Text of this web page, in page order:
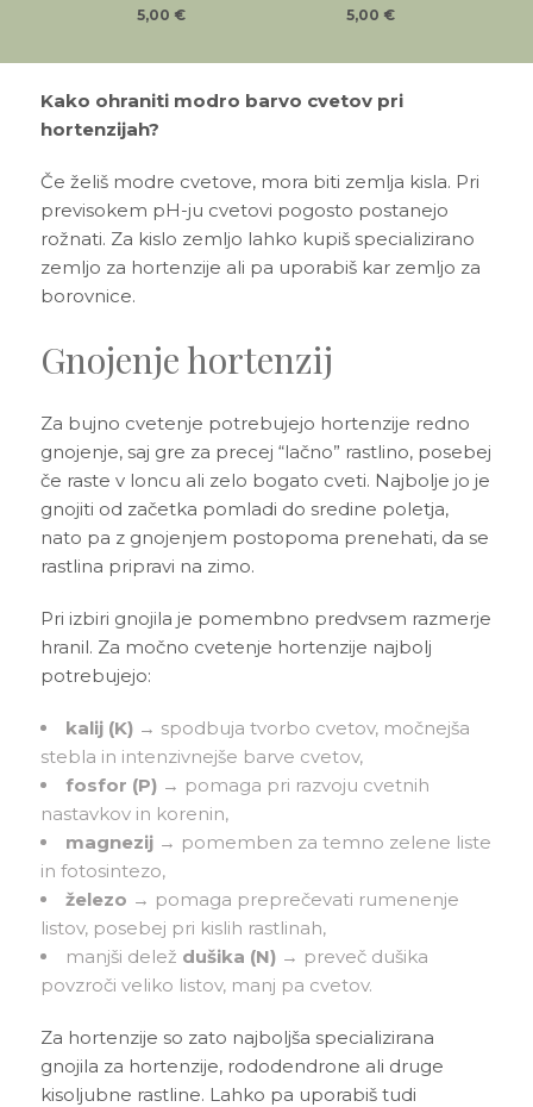
5,00 € 5,00 €
Kako ohraniti modro barvo cvetov pri
hortenzijah?
Če želiš modre cvetove, mora biti zemlja kisla. Pri
previsokem pH-ju cvetovi pogosto postanejo
rožnati. Za kislo zemljo lahko kupiš specializirano
zemljo za hortenzije ali pa uporabiš kar zemljo za
borovnice.
Gnojenje hortenzij
Za bujno cvetenje potrebujejo hortenzije redno
gnojenje, saj gre za precej “lačno” rastlino, posebej
če raste v loncu ali zelo bogato cveti. Najbolje jo je
gnojiti od začetka pomladi do sredine poletja,
nato pa z gnojenjem postopoma prenehati, da se
rastlina pripravi na zimo.
Pri izbiri gnojila je pomembno predvsem razmerje
hranil. Za močno cvetenje hortenzije najbolj
potrebujejo:
kalij (K)→ spodbuja tvorbo cvetov, močnejša
stebla in intenzivnejše barve cvetov,
fosfor (P)→ pomaga pri razvoju cvetnih
nastavkov in korenin,
magnezij→ pomemben za temno zelene liste
in fotosintezo,
železo → pomaga preprečevati rumenenje
listov, posebej pri kislih rastlinah,
manjši delež dušika (N)→ preveč dušika
povzroči veliko listov, manj pa cvetov.
Za hortenzije so zato najboljša specializirana
gnojila za hortenzije, rododendrone ali druge
kisoljubne rastline. Lahko pa uporabiš tudi